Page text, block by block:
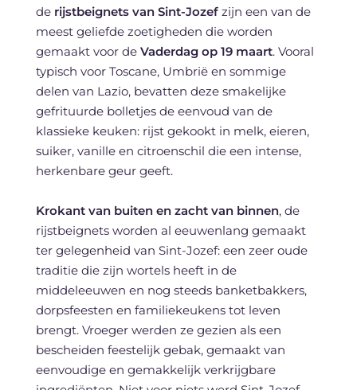
de rijstbeignets van Sint-Jozefzijn een van de
meest geliefde zoetigheden die worden
gemaakt voor de Vaderdag op 19 maart. Vooral
typisch voor Toscane, Umbrië en sommige
delen van Lazio, bevatten deze smakelijke
gefrituurde bolletjes de eenvoud van de
klassieke keuken: rijst gekookt in melk, eieren,
suiker, vanille en citroenschil die een intense,
herkenbare geur geeft.
Krokant van buiten en zacht van binnen, de
rijstbeignets worden al eeuwenlang gemaakt
ter gelegenheid van Sint-Jozef: een zeer oude
traditie die zijn wortels heeft in de
middeleeuwen en nog steeds banketbakkers,
dorpsfeesten en familiekeukens tot leven
brengt. Vroeger werden ze gezien als een
bescheiden feestelijk gebak, gemaakt van
eenvoudige en gemakkelijk verkrijgbare